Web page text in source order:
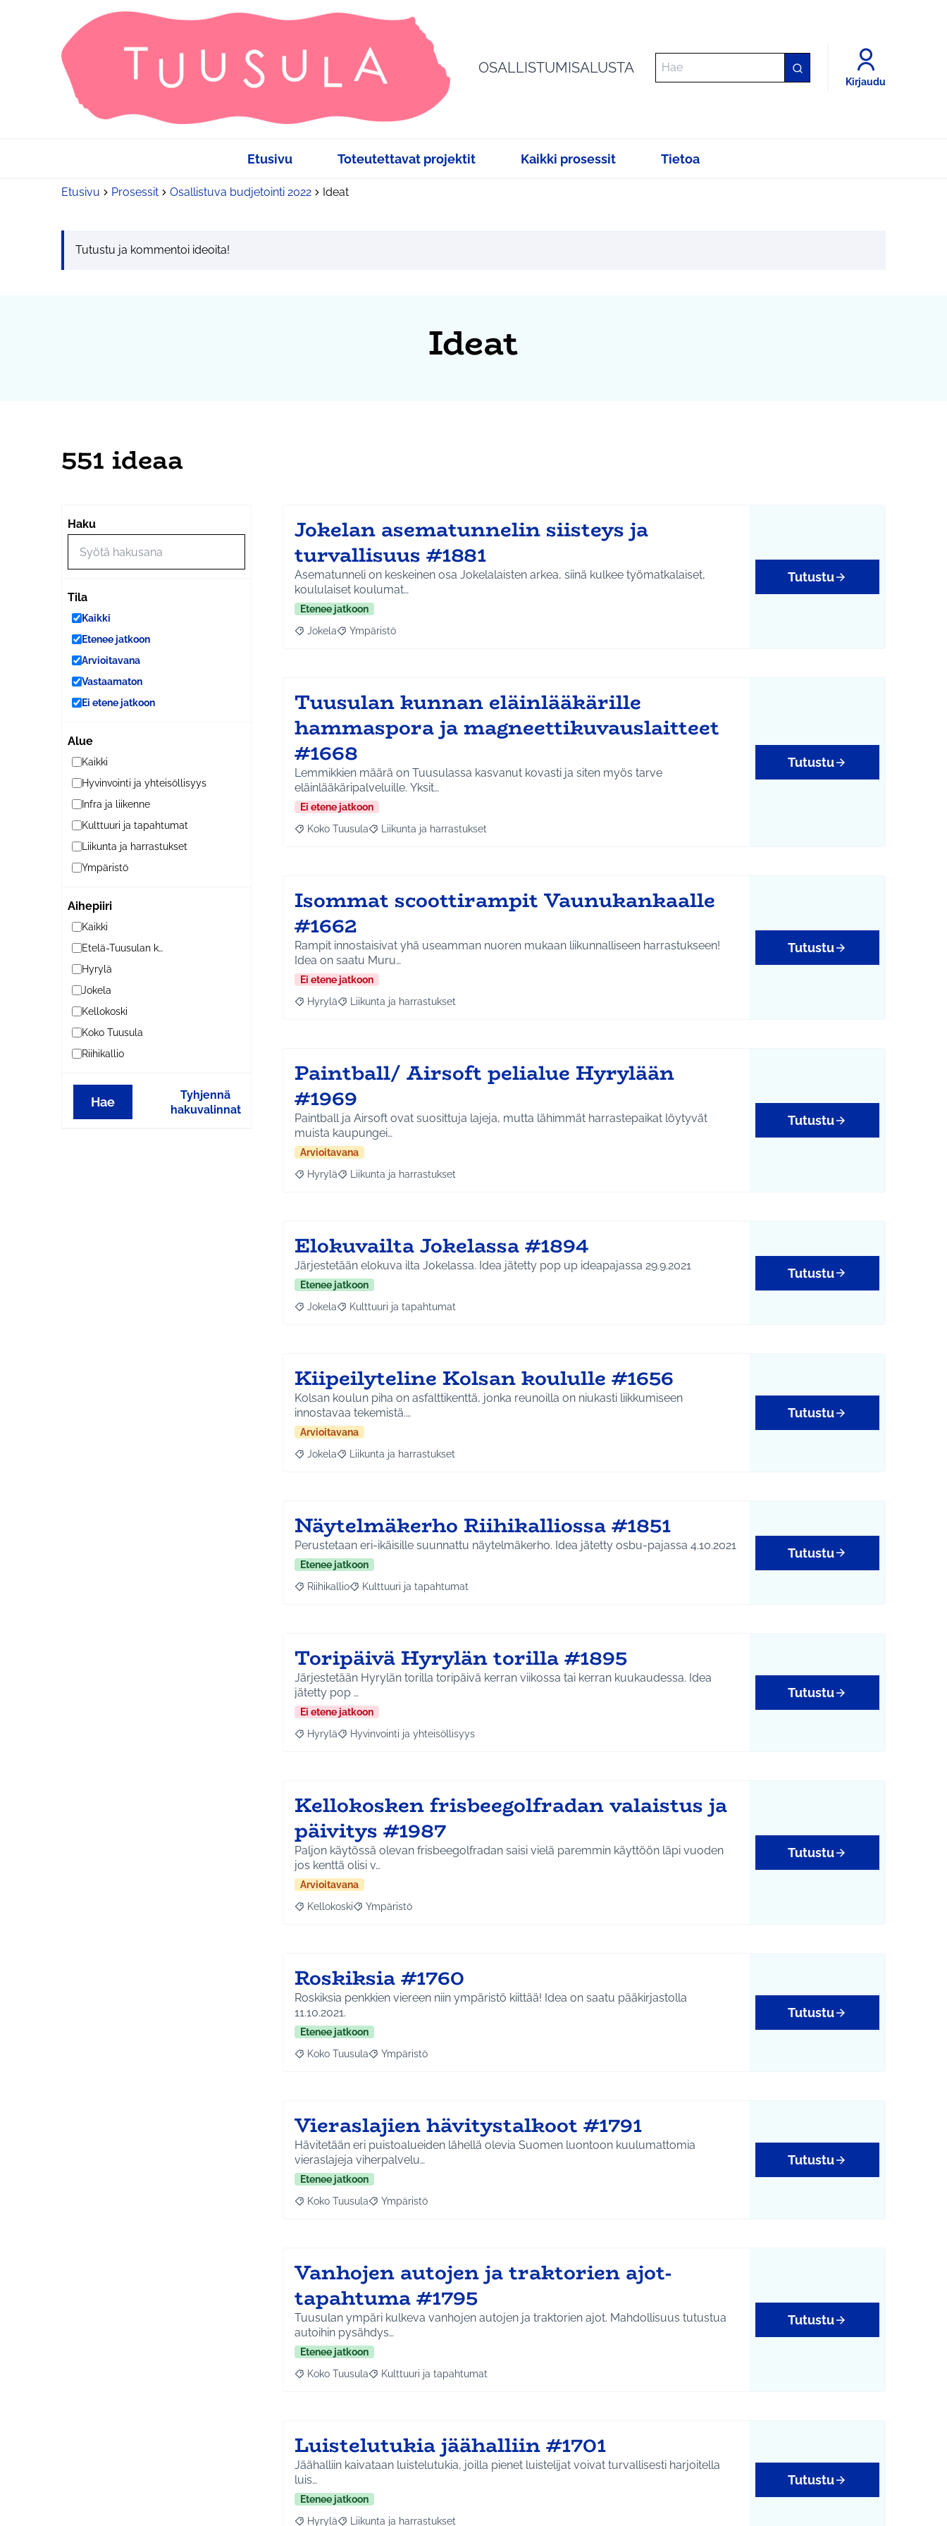
OSALLISTUMISALUSTA
Kirjaudu
Etusivu Toteutettavat projektit Kaikki prosessit Tietoa
Etusivu Prosessit Osallistuva budjetointi 2022 Ideat
Tutustu ja kommentoi ideoita!
Ideat
551 ideaa
Haku
Tila
Kaikki
Etenee jatkoon
Arvioitavana
Vastaamaton
Ei etene jatkoon
Alue
Kaikki
Hyvinvointi ja yhteisöllisyys
Infra ja liikenne
Kulttuuri ja tapahtumat
Liikunta ja harrastukset
Ympäristö
Aihepiiri
Kaikki
Etelä-Tuusulan kylät
Hyrylä
Jokela
Kellokoski
Koko Tuusula
Riihikallio
Hae
Tyhjennä
hakuvalinnat
Jokelan asematunnelin siisteys ja
turvallisuus #1881
Asematunneli on keskeinen osa Jokelalaisten arkea, siinä kulkee työmatkalaiset,
koululaiset koulumat…
Etenee jatkoon
Rajaa tulokset aihepiirin mukaan: Jokela
Jokela Rajaa tulokset teeman mukaan: Ympäristö
Ympäristö
Tutustu
Tuusulan kunnan eläinlääkärille
hammaspora ja magneettikuvauslaitteet
#1668
Lemmikkien määrä on Tuusulassa kasvanut kovasti ja siten myös tarve
eläinlääkäripalveluille. Yksit…
Ei etene jatkoon
Rajaa tulokset aihepiirin mukaan: Koko Tuusula
Koko Tuusula Rajaa tulokset teeman mukaan: Liikunta ja harrastukset
Liikunta ja harrastukset
Tutustu
Isommat scoottirampit Vaunukankaalle
#1662
Rampit innostaisivat yhä useamman nuoren mukaan liikunnalliseen harrastukseen!
Idea on saatu Muru…
Ei etene jatkoon
Rajaa tulokset aihepiirin mukaan: Hyrylä
Hyrylä Rajaa tulokset teeman mukaan: Liikunta ja harrastukset
Liikunta ja harrastukset
Tutustu
Paintball/ Airsoft pelialue Hyrylään
#1969
Paintball ja Airsoft ovat suosittuja lajeja, mutta lähimmät harrastepaikat löytyvät
muista kaupungei…
Arvioitavana
Rajaa tulokset aihepiirin mukaan: Hyrylä
Hyrylä Rajaa tulokset teeman mukaan: Liikunta ja harrastukset
Liikunta ja harrastukset
Tutustu
Elokuvailta Jokelassa #1894
Järjestetään elokuva ilta Jokelassa. Idea jätetty pop up ideapajassa 29.9.2021
Etenee jatkoon
Rajaa tulokset aihepiirin mukaan: Jokela
Jokela Rajaa tulokset teeman mukaan: Kulttuuri ja tapahtumat
Kulttuuri ja tapahtumat
Tutustu
Kiipeilyteline Kolsan koululle #1656
Kolsan koulun piha on asfalttikenttä, jonka reunoilla on niukasti liikkumiseen
innostavaa tekemistä.…
Arvioitavana
Rajaa tulokset aihepiirin mukaan: Jokela
Jokela Rajaa tulokset teeman mukaan: Liikunta ja harrastukset
Liikunta ja harrastukset
Tutustu
Näytelmäkerho Riihikalliossa #1851
Perustetaan eri-ikäisille suunnattu näytelmäkerho. Idea jätetty osbu-pajassa 4.10.2021
Etenee jatkoon
Rajaa tulokset aihepiirin mukaan: Riihikallio
Riihikallio Rajaa tulokset teeman mukaan: Kulttuuri ja tapahtumat
Kulttuuri ja tapahtumat
Tutustu
Toripäivä Hyrylän torilla #1895
Järjestetään Hyrylän torilla toripäivä kerran viikossa tai kerran kuukaudessa. Idea
jätetty pop …
Ei etene jatkoon
Rajaa tulokset aihepiirin mukaan: Hyrylä
Hyrylä Rajaa tulokset teeman mukaan: Hyvinvointi ja yhteisöllisyys
Hyvinvointi ja yhteisöllisyys
Tutustu
Kellokosken frisbeegolfradan valaistus ja
päivitys #1987
Paljon käytössä olevan frisbeegolfradan saisi vielä paremmin käyttöön läpi vuoden
jos kenttä olisi v…
Arvioitavana
Rajaa tulokset aihepiirin mukaan: Kellokoski
Kellokoski Rajaa tulokset teeman mukaan: Ympäristö
Ympäristö
Tutustu
Roskiksia #1760
Roskiksia penkkien viereen niin ympäristö kiittää! Idea on saatu pääkirjastolla
11.10.2021.
Etenee jatkoon
Rajaa tulokset aihepiirin mukaan: Koko Tuusula
Koko Tuusula Rajaa tulokset teeman mukaan: Ympäristö
Ympäristö
Tutustu
Vieraslajien hävitystalkoot #1791
Hävitetään eri puistoalueiden lähellä olevia Suomen luontoon kuulumattomia
vieraslajeja viherpalvelu…
Etenee jatkoon
Rajaa tulokset aihepiirin mukaan: Koko Tuusula
Koko Tuusula Rajaa tulokset teeman mukaan: Ympäristö
Ympäristö
Tutustu
Vanhojen autojen ja traktorien ajot-
tapahtuma #1795
Tuusulan ympäri kulkeva vanhojen autojen ja traktorien ajot. Mahdollisuus tutustua
autoihin pysähdys…
Etenee jatkoon
Rajaa tulokset aihepiirin mukaan: Koko Tuusula
Koko Tuusula Rajaa tulokset teeman mukaan: Kulttuuri ja tapahtumat
Kulttuuri ja tapahtumat
Tutustu
Luistelutukia jäähalliin #1701
Jäähalliin kaivataan luistelutukia, joilla pienet luistelijat voivat turvallisesti harjoitella
luis…
Etenee jatkoon
Hyrylä Liikunta ja harrastukset
Tutustu